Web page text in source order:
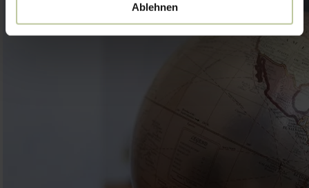
Ablehnen